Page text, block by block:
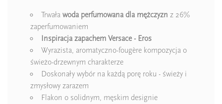
Trwała woda perfumowana dla mężczyzn z 26%
zaperfumowaniem
Inspiracja zapachem Versace - Eros
Wyrazista, aromatyczno-fougère kompozycja o
świeżo-drzewnym charakterze
Doskonały wybór na każdą porę roku - świeży i
zmysłowy zarazem
Flakon o solidnym, męskim designie